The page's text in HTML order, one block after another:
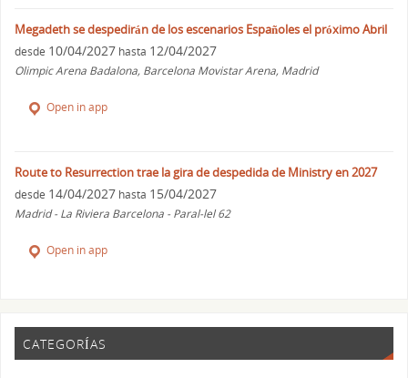
Megadeth se despedirán de los escenarios Españoles el próximo Abril
desde 10/04/2027 hasta 12/04/2027
Olimpic Arena Badalona, Barcelona Movistar Arena, Madrid
Open in app
Route to Resurrection trae la gira de despedida de Ministry en 2027
desde 14/04/2027 hasta 15/04/2027
Madrid - La Riviera Barcelona - Paral-lel 62
Open in app
CATEGORÍAS